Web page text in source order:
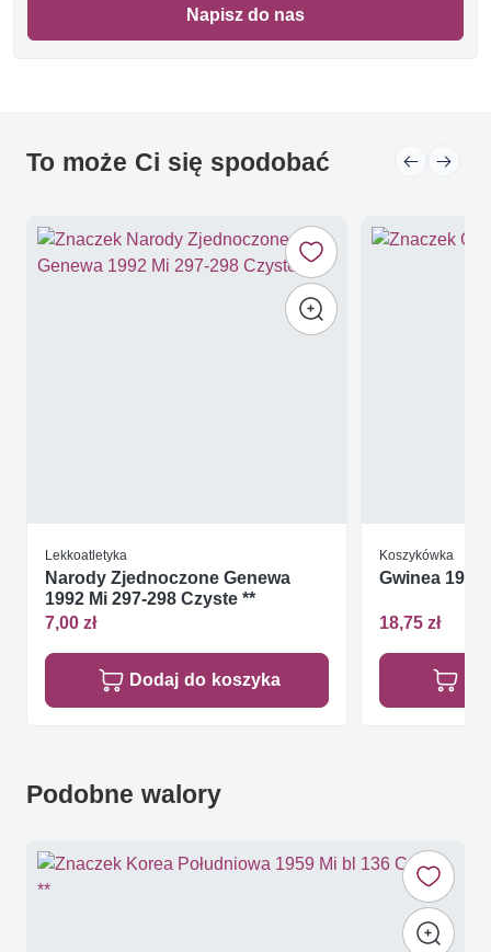
Napisz do nas
To może Ci się spodobać
Lekkoatletyka
Narody Zjednoczone Genewa
1992 Mi 297-298 Czyste **
7,00 zł
Dodaj do koszyka
Koszykówka
Gwinea 1963
18,75 zł
Podobne walory